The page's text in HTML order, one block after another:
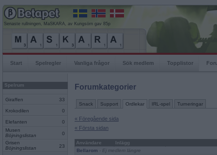
Senaste rullningen, MaSKARA, av Kungsörn gav 85p
Start Spelregler Vanliga frågor Sök medlem Topplistor
Spelrum
Giraffen 33
Krokodilen 0
Elefanten
0
Musen
Böjningslistan
0
Grisen
Böjningslistan
23
Forumkategorier
Snack Support Ordlekar IRL-spel Turneringar
« Föregående sida
« Första sidan
Användare
Inlägg
Bellarom - Ej medlem längre